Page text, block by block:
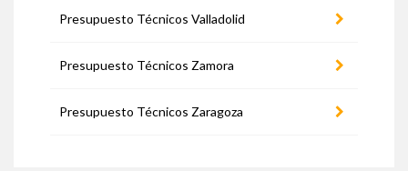
Presupuesto Técnicos Valladolid
Presupuesto Técnicos Zamora
Presupuesto Técnicos Zaragoza